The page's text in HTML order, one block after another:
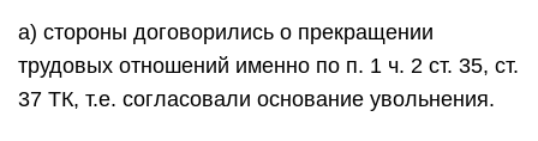
а) стороны договорились о прекращении
трудовых отношений именно по п. 1 ч. 2 ст. 35, ст.
37 ТК, т.е. согласовали основание увольнения.